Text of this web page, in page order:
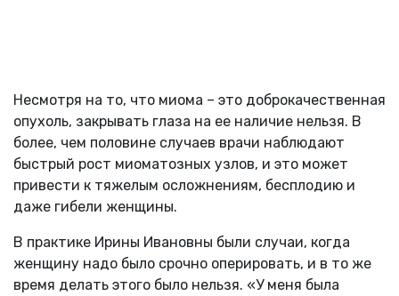
Несмотря на то, что миома – это доброкачественная
опухоль, закрывать глаза на ее наличие нельзя. В
более, чем половине случаев врачи наблюдают
быстрый рост миоматозных узлов, и это может
привести к тяжелым осложнениям, бесплодию и
даже гибели женщины.
В практике Ирины Ивановны были случаи, когда
женщину надо было срочно оперировать, и в то же
время делать этого было нельзя. «У меня была